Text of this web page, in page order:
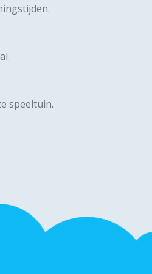
.
speeltuin.